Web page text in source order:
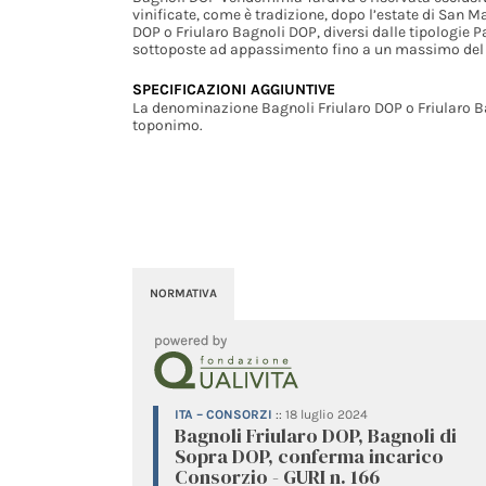
vinificate, come è tradizione, dopo l’estate di San
DOP o Friularo Bagnoli DOP, diversi dalle tipologie
sottoposte ad appassimento fino a un massimo del
SPECIFICAZIONI AGGIUNTIVE
La denominazione Bagnoli Friularo DOP o Friularo
toponimo.
NORMATIVA
ITA – CONSORZI :: 18 luglio 2024
Bagnoli Friularo DOP, Bagnoli di
Sopra DOP, conferma incarico
Consorzio - GURI n. 166